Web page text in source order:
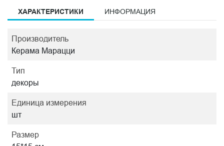
ХАРАКТЕРИСТИКИ ИНФОРМАЦИЯ
Производитель
Керама Марацци
Тип
декоры
Единица измерения
шт
Размер